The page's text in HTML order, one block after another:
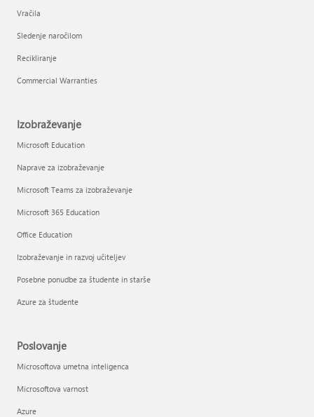
Vračila
Sledenje naročilom
Recikliranje
Commercial Warranties
Izobraževanje
Microsoft Education
Naprave za izobraževanje
Microsoft Teams za izobraževanje
Microsoft 365 Education
Office Education
Izobraževanje in razvoj učiteljev
Posebne ponudbe za študente in starše
Azure za študente
Poslovanje
Microsoftova umetna inteligenca
Microsoftova varnost
Azure